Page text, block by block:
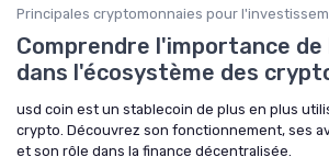
Principales cryptomonnaies pour
Comprendre l'importance de
dans l'écosystème des
usd coin est un stablecoin de plus en plus
crypto. Découvrez son fonctionnement, ses
et son rôle dans la finance décentralisée.